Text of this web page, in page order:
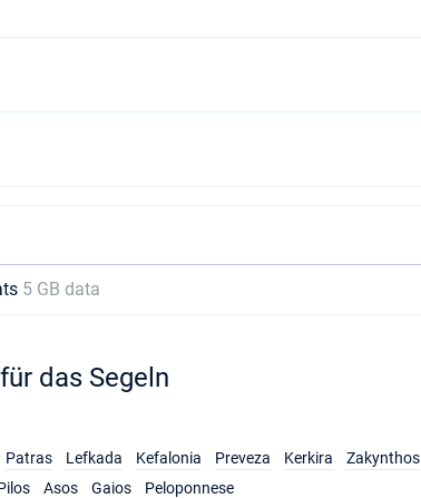
5 GB data
das Segeln
Patras Lefkada Kefalonia Preveza Kerkira
Zakynthos
Asos Gaios Peloponnese